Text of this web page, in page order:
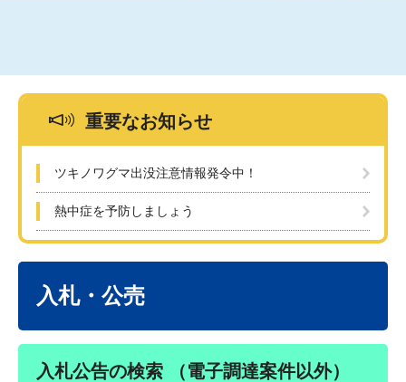
重要なお知らせ
ツキノワグマ出没注意情報発令中！
熱中症を予防しましょう
入札・公売
入札公告の検索 （電子調達案件以外）